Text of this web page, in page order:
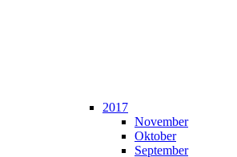
2017
November
Oktober
September